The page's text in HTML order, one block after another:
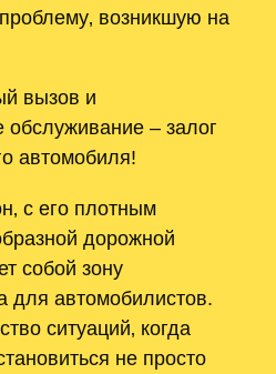
возникшую на
вызов и
– залог
автомобиля!
с его плотным
дорожной
собой зону
для автомобилистов.
ситуаций‚ когда
не просто